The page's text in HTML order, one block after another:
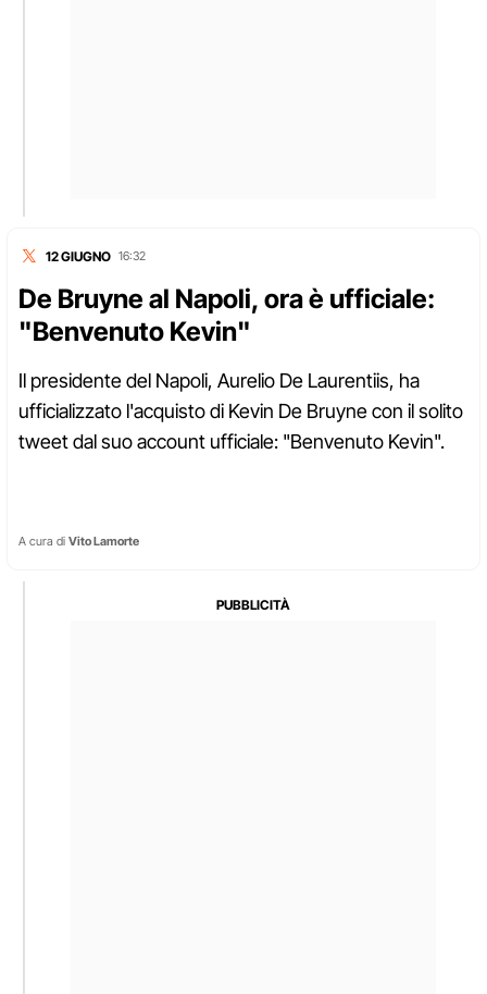
12 GIUGNO 16:32
De Bruyne al Napoli, ora è ufficiale:
"Benvenuto Kevin"
Il presidente del Napoli, Aurelio De Laurentiis, ha
ufficializzato l'acquisto di Kevin De Bruyne con il solito
tweet dal suo account ufficiale: "Benvenuto Kevin".
A cura di Vito Lamorte